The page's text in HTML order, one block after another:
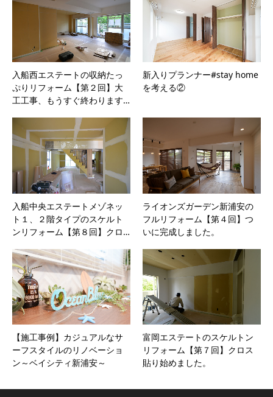
入船西エステートの収納たっ
ぷりリフォーム【第２回】大
工工事、もうすぐ終わります…
新入りプランナー#stay home
を考える②
入船中央エステートメゾネッ
ト１、２階タイプのスケルト
ンリフォーム【第８回】クロ…
ライオンズガーデン新浦安の
フルリフォーム【第４回】つ
いに完成しました。
【施工事例】カジュアルなサ
ーフスタイルのリノベーショ
ン～ベイシティ新浦安～
富岡エステートのスケルトン
リフォーム【第７回】クロス
貼り始めました。